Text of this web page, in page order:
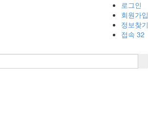
로그인
회원가입
정보찾기
접속 32